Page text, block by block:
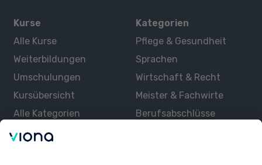
Kurse
Alle Kurse
Weiterbildungen
Umschulungen
Kursübersicht
Alle Kategorien
Kategorien
Pflege & Gesundheit
Sprachen
Wirtschaft & Recht
Meister & Fachwirte
Berufsabschlüsse
Über uns